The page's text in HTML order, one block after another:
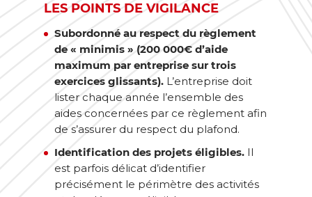
LES POINTS DE VIGILANCE
Subordonné au respect du règlement
de « minimis » (200 000€ d’aide
maximum par entreprise sur trois
exercices glissants).L’entreprise doit
lister chaque année l’ensemble des
aides concernées par ce règlement afin
de s’assurer du respect du plafond.
Identification des projets éligibles.Il
est parfois délicat d’identifier
précisément le périmètre des activités